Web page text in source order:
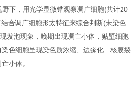
野下，用光学显微错观察凋广细胞(共计20
合调广细胞形太特征来综合判断(未染色
发泡现象，晚期出现凋亡小体，贴壁细胞
色细胞呈现染色质浓缩、边缘化，核膜裂
小体。